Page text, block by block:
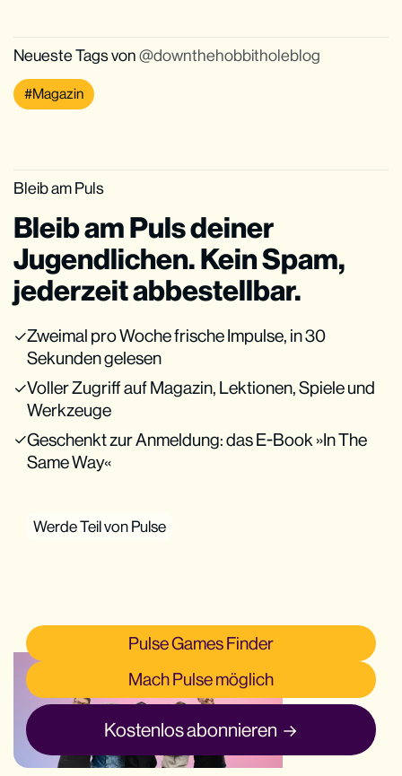
Neueste Tags von downthehobbitholeblog
Magazin
Bleib am Puls
Bleib am Puls deiner
Jugendlichen. Kein Spam,
jederzeit abbestellbar.
Zweimal pro Woche frische Impulse, in 30
Sekunden gelesen
Voller Zugriff auf Magazin, Lektionen, Spiele und
Werkzeuge
Geschenkt zur Anmeldung: das E-Book »In The
Same Way«
Werde Teil von Pulse
Pulse Games Finder
Mach Pulse möglich
Kostenlos abonnieren